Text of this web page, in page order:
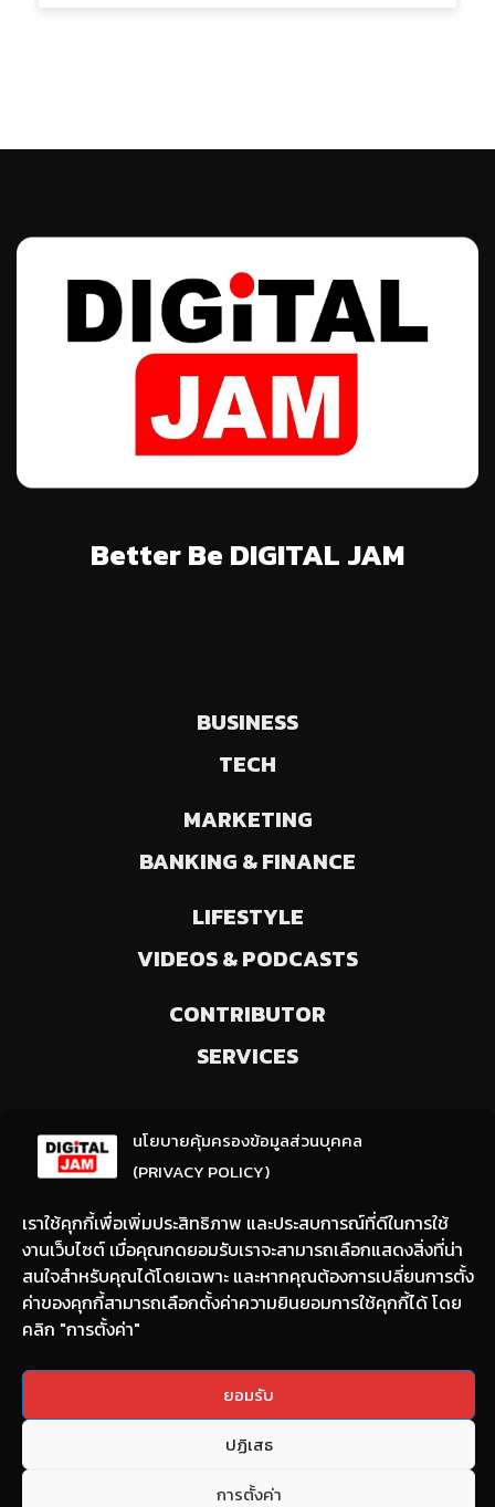
นโยบายคุ้มครองข้อมูลส่วนบุคคล
(PRIVACY POLICY)
เราใช้คุกกี้เพื่อเพิ่มประสิทธิภาพ และประสบการณ์ที่ดีในการใช้
งานเว็บไซต์ เมื่อคุณกดยอมรับเราจะสามารถเลือกแสดงสิ่งที่น่า
สนใจสำหรับคุณได้โดยเฉพาะ และหากคุณต้องการเปลี่ยนการตั้ง
ค่าของคุกกี้สามารถเลือกตั้งค่าความยินยอมการใช้คุกกี้ได้ โดย
คลิก "การตั้งค่า"
ยอมรับ
ปฏิเสธ
การตั้งค่า
Better Be DIGITAL JAM
BUSINESS
TECH
MARKETING
BANKING & FINANCE
LIFESTYLE
VIDEOS & PODCASTS
CONTRIBUTOR
SERVICES
ลงทะเบียนรับข่าวสารจากเรา
(ให้มีการเลือกความสนใจ / ชอบข่าวด้านใด)
Email:nont@digitaljam.asia
Copyright © 2022 DIGITAL JAM All rights reserved.